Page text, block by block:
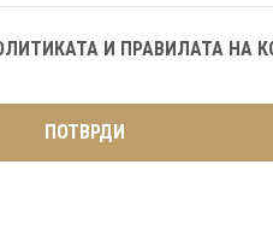
И ПРАВИЛАТА НА
ПОТВРДИ